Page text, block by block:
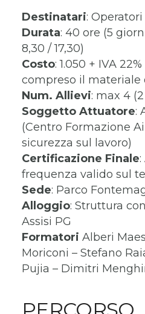
Destinatari:
Durata: 40 ore (5
8,30 / 17,30)
Costo: 1.050 + IVA
compreso il materiale
Num. Allievi: max 4
Soggetto Attuatore:
(Centro Formazione
sicurezza sul lavoro)
Certificazione Finale
frequenza valido sul
Sede: Parco
Alloggio: Struttura
Assisi PG
Formatori Alberi
Moriconi – Stefano
Pujia – Dimitri
PERCORSO